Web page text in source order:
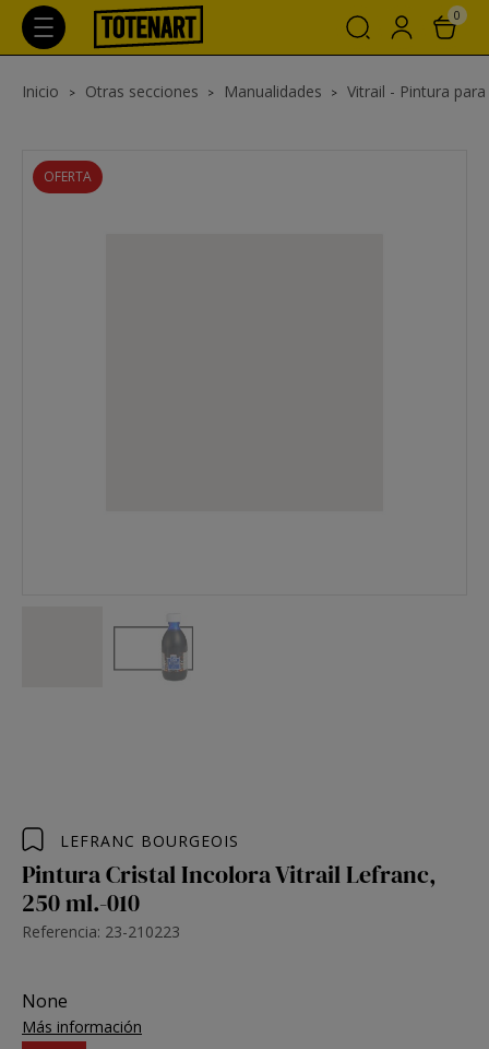
0
Inicio Otras secciones Manualidades Vitrail - Pintura
OFERTA
LEFRANC BOURGEOIS
Pintura Cristal Incolora Vitrail Lefranc,
250 ml.-010
Referencia: 23-210223
None
Más información